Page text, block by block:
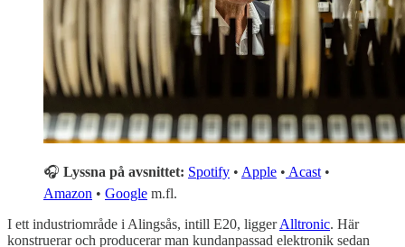
🎧 Lyssna på avsnittet: Spotify • Apple • Acast•
Amazon • Google m.fl.
I ett industriområde i Alingsås, intill E20, liggerAlltronic. Här
konstruerar och producerar man kundanpassad elektronik sedan